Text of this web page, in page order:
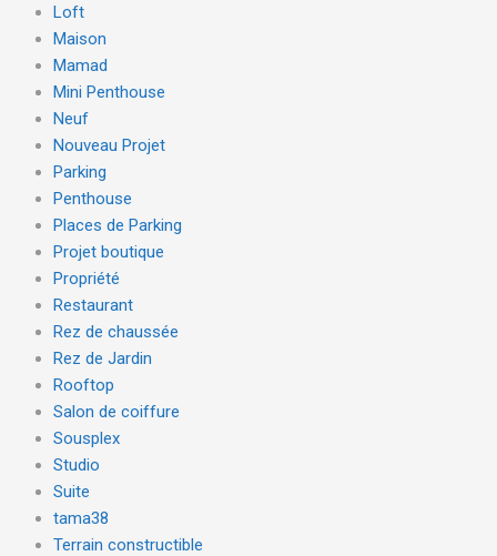
Loft
Maison
Mamad
Mini Penthouse
Neuf
Nouveau Projet
Parking
Penthouse
Places de Parking
Projet boutique
Propriété
Restaurant
Rez de chaussée
Rez de Jardin
Rooftop
Salon de coiffure
Sousplex
Studio
Suite
tama38
Terrain constructible